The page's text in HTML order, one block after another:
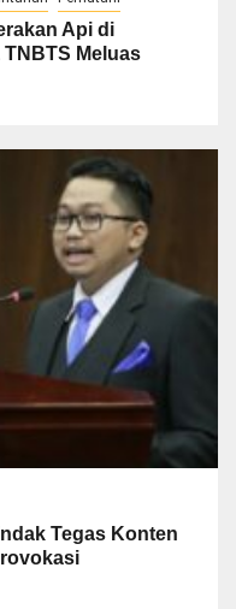
Api di
Meluas
Tegas Konten